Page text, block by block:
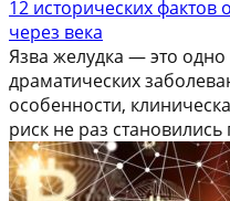
12 исторических фактов
через века
Язва желудка — это
драматических
особенности,
риск не раз